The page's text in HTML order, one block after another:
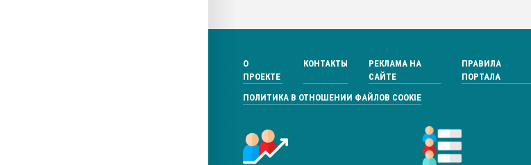
О
ПРОЕКТЕ
КОНТАКТЫ
РЕКЛАМА НА
САЙТЕ
ПРАВИЛА
ПОРТАЛА
ПОЛИТИКА В ОТНОШЕНИИ ФАЙЛОВ COOKIE